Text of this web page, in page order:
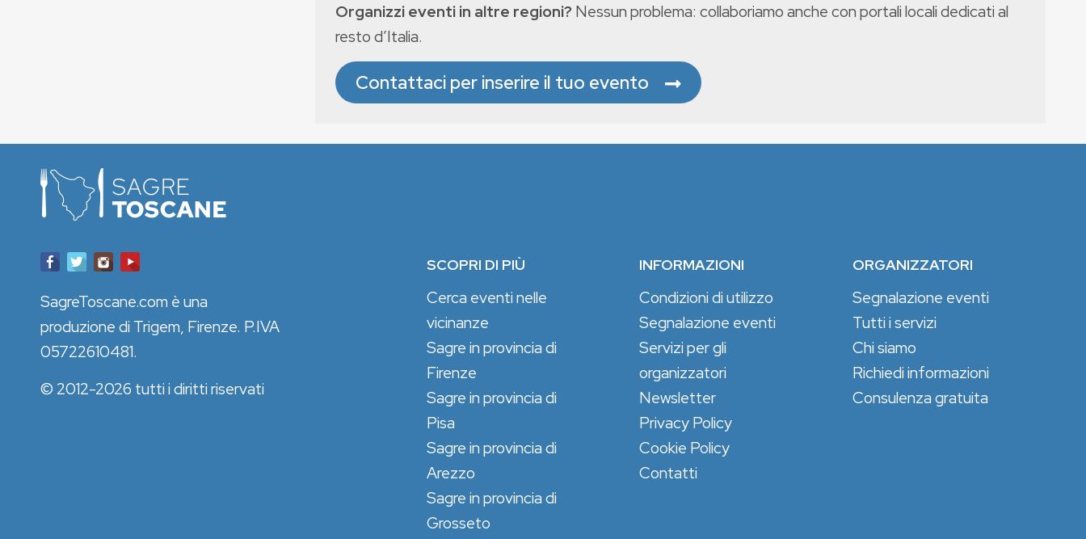
Organizzi eventi in altre regioni? Nessun problema: collaboriamo anche con portali locali dedicati al
resto d’Italia.
Contattaci per inserire il tuo evento
SCOPRI DI PIÙ
Cerca eventi nelle
vicinanze
Sagre in provincia di
Firenze
Sagre in provincia di
Pisa
Sagre in provincia di
Arezzo
Sagre in provincia di
Grosseto
INFORMAZIONI
Condizioni di utilizzo
Segnalazione eventi
Servizi per gli
organizzatori
Newsletter
Privacy Policy
Cookie Policy
Contatti
ORGANIZZATORI
Segnalazione eventi
Tutti i servizi
Chi siamo
Richiedi informazioni
Consulenza gratuita
SagreToscane.com è una
produzione di Trigem, Firenze. P.IVA
05722610481.
© 2012-2026 tutti i diritti riservati